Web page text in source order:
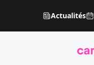
Actualités